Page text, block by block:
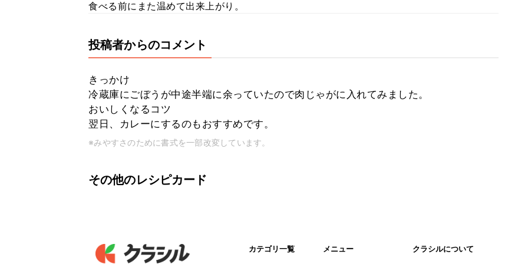
食べる前にまた温めて出来上がり。
投稿者からのコメント
きっかけ
冷蔵庫にごぼうが中途半端に余っていたので肉じゃがに入れてみました。
おいしくなるコツ
翌日、カレーにするのもおすすめです。
※みやすさのために書式を一部改変しています。
その他のレシピカード
カテゴリ一覧 メニュー クラシルについて